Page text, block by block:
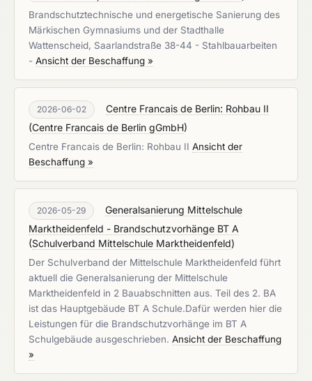
Brandschutztechnische und energetische Sanierung des
Märkischen Gymnasiums und der Stadthalle
Wattenscheid, Saarlandstraße 38-44 - Stahlbauarbeiten
- Ansicht der Beschaffung »
2026-06-02
Centre Francais de Berlin: Rohbau II
(Centre Francais de Berlin gGmbH)
Centre Francais de Berlin: Rohbau II Ansicht der
Beschaffung »
2026-05-29
Generalsanierung Mittelschule
Marktheidenfeld - Brandschutzvorhänge BT A
(Schulverband Mittelschule Marktheidenfeld)
Der Schulverband der Mittelschule Marktheidenfeld führt
aktuell die Generalsanierung der Mittelschule
Marktheidenfeld in 2 Bauabschnitten aus. Teil des 2. BA
ist das Hauptgebäude BT A Schule.Dafür werden hier die
Leistungen für die Brandschutzvorhänge im BT A
Schulgebäude ausgeschrieben. Ansicht der Beschaffung
»